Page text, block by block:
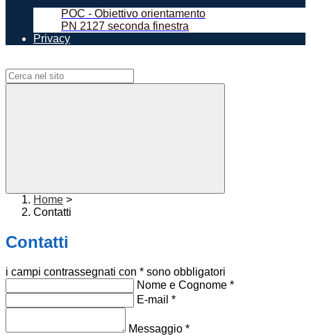
POC - Obiettivo orientamento
PN 2127 seconda finestra
Privacy
Home >
Contatti
Contatti
i campi contrassegnati con * sono obbligatori
Nome e Cognome *
E-mail *
Messaggio *